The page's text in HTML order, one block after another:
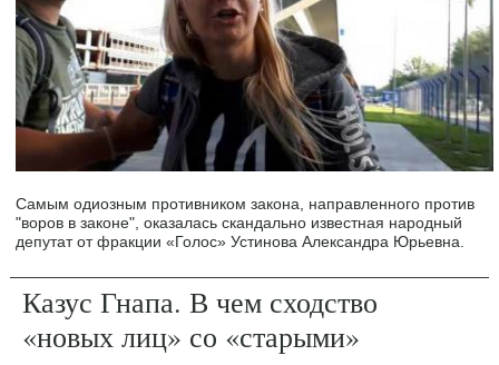
Самым одиозным противником закона, направленного против
"воров в законе", оказалась скандально известная народный
депутат от фракции «Голос» Устинова Александра Юрьевна.
Казус Гнапа. В чем сходство
«новых лиц» со «старыми»